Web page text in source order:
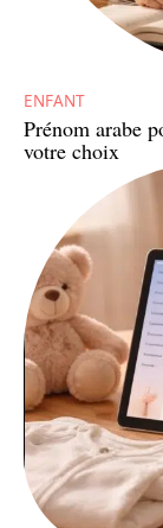
ENFANT
Prénom arabe
votre choix